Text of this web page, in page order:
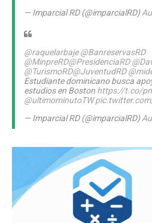
— Imparcial RD (@imparcialRD)
@raquelarbaje @BanreservasRD
@MinpreRD@PresidenciaRD
@TurismoRD@JuventudRD
Estudiante dominicano busca
estudios en Boston https://t.co/
@ultimominutoTW
— Imparcial RD (@imparcialRD)